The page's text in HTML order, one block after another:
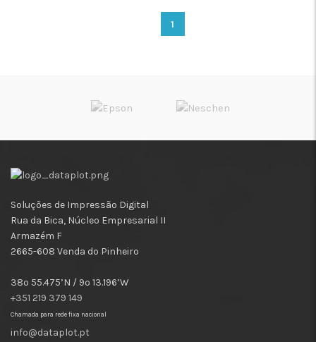
1
Soluções de Impressão Digital
Rua da Bica, Núcleo Empresarial II
Armazém F
2665-608 Venda do Pinheiro
38º 55.475’N / 9º 13.196’W
+351 219 379 149
Chamada para rede fixa nacional
info@dataplot.pt